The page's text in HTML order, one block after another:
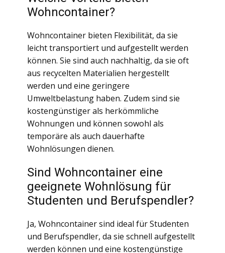
Wohncontainer?
Wohncontainer bieten Flexibilität, da sie
leicht transportiert und aufgestellt werden
können. Sie sind auch nachhaltig, da sie oft
aus recycelten Materialien hergestellt
werden und eine geringere
Umweltbelastung haben. Zudem sind sie
kostengünstiger als herkömmliche
Wohnungen und können sowohl als
temporäre als auch dauerhafte
Wohnlösungen dienen.
Sind Wohncontainer eine
geeignete Wohnlösung für
Studenten und Berufspendler?
Ja, Wohncontainer sind ideal für Studenten
und Berufspendler, da sie schnell aufgestellt
werden können und eine kostengünstige